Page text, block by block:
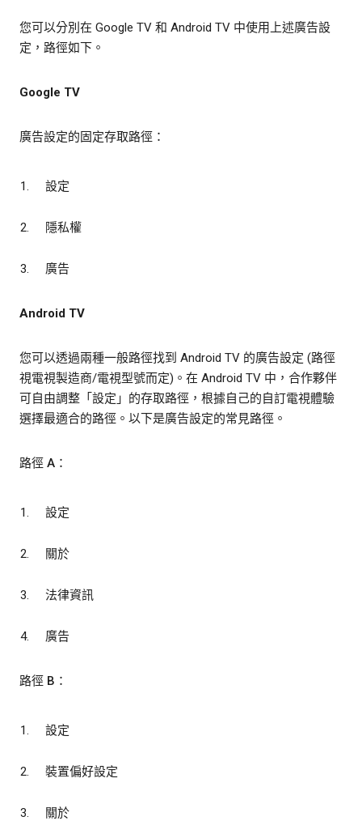
您可以分別在 Google TV 和 Android TV 中使用上述廣告設
定，路徑如下。
Google TV
廣告設定的固定存取路徑：
設定
隱私權
廣告
Android TV
您可以透過兩種一般路徑找到 Android TV 的廣告設定 (路徑
視電視製造商/電視型號而定)。在 Android TV 中，合作夥伴
可自由調整「設定」的存取路徑，根據自己的自訂電視體驗
選擇最適合的路徑。以下是廣告設定的常見路徑。
路徑 A：
設定
關於
法律資訊
廣告
路徑 B：
設定
裝置偏好設定
關於